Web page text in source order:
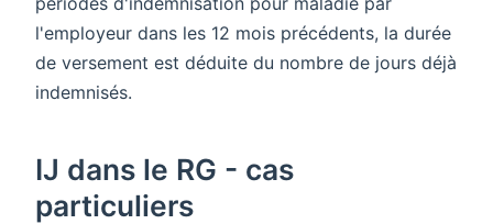
l'employeur dans les 12 mois précédents, la durée
de versement est déduite du nombre de jours déjà
indemnisés.
IJ dans le RG - cas
particuliers